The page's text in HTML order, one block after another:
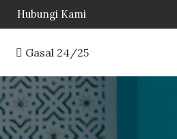
Hubungi Kami
Gasal 24/25